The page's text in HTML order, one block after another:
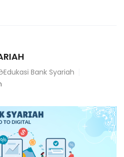
Edukasi Bank Syariah
Bank
Syariah